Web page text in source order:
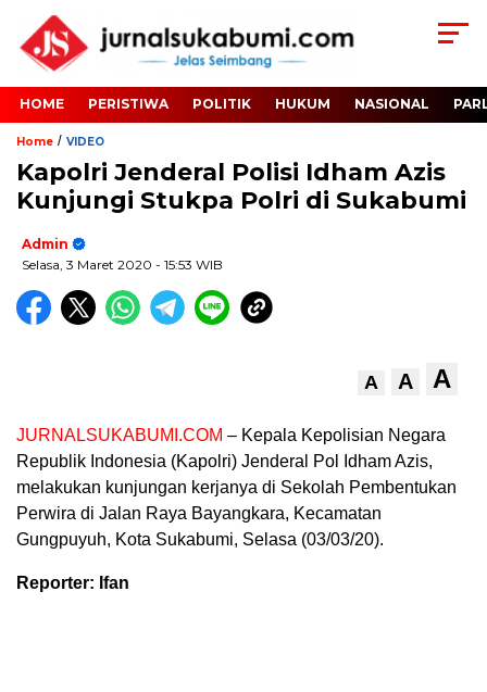
HOME PERISTIWA POLITIK HUKUM NASIONAL
Home / VIDEO
Kapolri Jenderal Polisi Idham Azis
Kunjungi Stukpa Polri di Sukabumi
Admin
Selasa, 3 Maret 2020 - 15:53 WIB
A A A
JURNALSUKABUMI.COM – Kepala Kepolisian Negara
Republik Indonesia (Kapolri) Jenderal Pol Idham Azis,
melakukan kunjungan kerjanya di Sekolah Pembentukan
Perwira di Jalan Raya Bayangkara, Kecamatan
Gungpuyuh, Kota Sukabumi, Selasa (03/03/20).
Reporter: Ifan